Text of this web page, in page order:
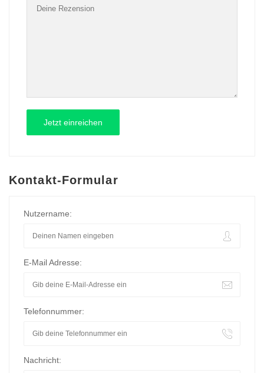
Kontakt-Formular
Nutzername:
E-Mail Adresse:
Telefonnummer:
Nachricht: